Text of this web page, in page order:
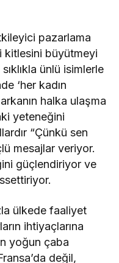
pazarlama
kitlesini büyütmeyi
ünlü isimlerle
‘her kadın
halka ulaşma
yeteneğini
“Çünkü sen
mesajlar veriyor.
güçlendiriyor ve
ülkede faaliyet
ihtiyaçlarına
yoğun çaba
değil,